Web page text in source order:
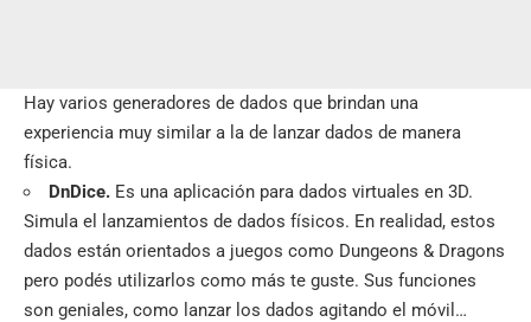
Hay varios generadores de dados que brindan una
experiencia muy similar a la de lanzar dados de manera
física.
DnDice. Es una aplicación para dados virtuales en 3D.
Simula el lanzamientos de dados físicos. En realidad, estos
dados están orientados a juegos como Dungeons & Dragons
pero podés utilizarlos como más te guste. Sus funciones
son geniales, como lanzar los dados agitando el móvil…